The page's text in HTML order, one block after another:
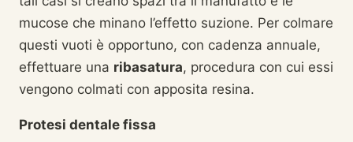
mucose che minano l’effetto suzione. Per colmare
questi vuoti è opportuno, con cadenza annuale,
effettuare una ribasatura, procedura con cui essi
vengono colmati con apposita resina.
Protesi dentale fissa